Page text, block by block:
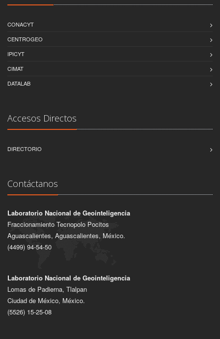
CONACYT
CENTROGEO
IPICYT
CIMAT
DATALAB
Accesos Directos
DIRECTORIO
Contáctanos
Laboratorio Nacional de Geointeligencia
Fraccionamiento Tecnopolo Pocitos
Aguascalientes, Aguascalientes, México.
(4499) 94-54-50
Laboratorio Nacional de Geointeligencia
Lomas de Padierna, Tlalpan
Ciudad de México, México.
(5526) 15-25-08